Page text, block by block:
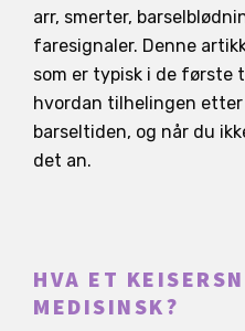
arr, smerter,
faresignaler. Denne
som er typisk i de første
hvordan tilhelingen
barseltiden, og når du
det an.
HVA ET
MEDISINSK?